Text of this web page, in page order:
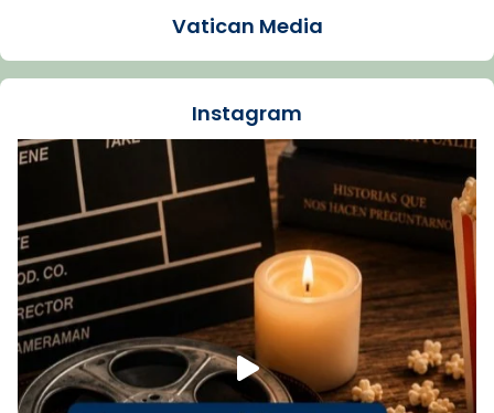
La Carmina va patir depressió. Fa gairebé
dos mesos, a l'Estadi Lluís Companys, la
Recupera l'entrevista comp
Vatican
tican News 👇
www.vaticannews.va/es/iglesia/news/2026-
07/carmina-historia-depresion-papa-viaje-
espana-testimoni...
Foto
View on Facebook · Share
Vatican Media
Instagram